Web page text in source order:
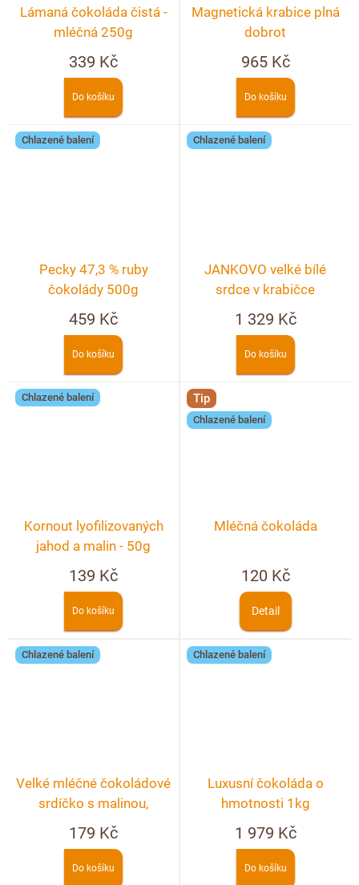
Lámaná čokoláda čistá -
mléčná 250g
339 Kč
Do košíku
Magnetická krabice plná
dobrot
965 Kč
Do košíku
Chlazené balení
Pecky 47,3 % ruby
čokolády 500g
459 Kč
Do košíku
Chlazené balení
JANKOVO velké bílé
srdce v krabičce
1 329 Kč
Do košíku
Chlazené balení
Kornout lyofilizovaných
jahod a malin - 50g
139 Kč
Do košíku
Tip
Chlazené balení
Mléčná čokoláda
120 Kč
Detail
Chlazené balení
Velké mléčné čokoládové
srdíčko s malinou,
pistáciemi a bílou
čokoládou
179 Kč
Do košíku
Chlazené balení
Luxusní čokoláda o
hmotnosti 1kg
1 979 Kč
Do košíku